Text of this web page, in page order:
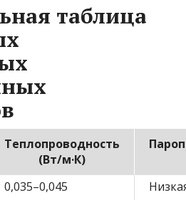
таблица
Теплопроводность
(Вт/м·К)
0,035–0,045